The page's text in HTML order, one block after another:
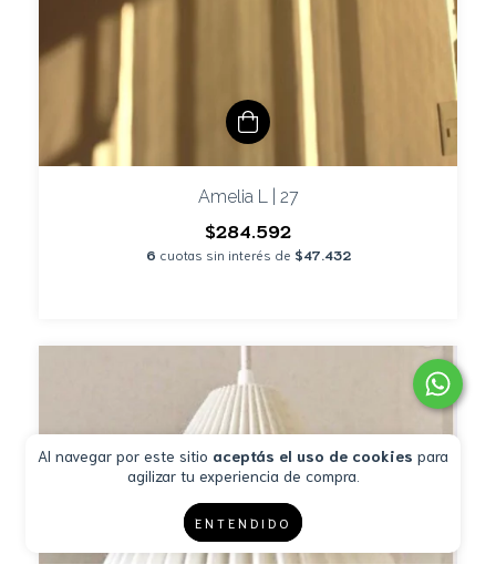
Al navegar por este sitio aceptás el uso de cookies para
agilizar tu experiencia de compra.
ENTENDIDO
Amelia L | 27
$284.592
6 cuotas sin interés de $47.432